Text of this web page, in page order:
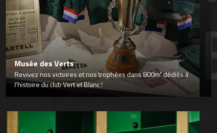
Musée des Verts
Revivez nos victoires et nos trophées dans 800m² dédiés à
l’histoire du club Vert et Blanc !